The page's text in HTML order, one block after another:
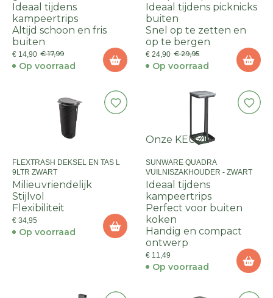
Ideaal tijdens
kampeertrips
Altijd schoon en fris
buiten
€ 14,90 € 17,99
Op voorraad
Ideaal tijdens picknicks
buiten
Snel op te zetten en
op te bergen
€ 24,90 € 29,95
Op voorraad
FLEXTRASH DEKSEL EN TAS L
9LTR ZWART
Milieuvriendelijk
Stijlvol
Flexibiliteit
€ 34,95
Op voorraad
Onze KEUZE
SUNWARE QUADRA
VUILNISZAKHOUDER - ZWART
Ideaal tijdens
kampeertrips
Perfect voor buiten
koken
Handig en compact
ontwerp
€ 11,49
Op voorraad